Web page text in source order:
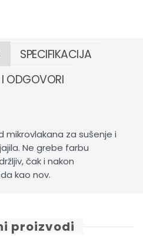
SPECIFIKACIJA
ODGOVORI
mikrovlakana za sušenje i
Ne grebe farbu
čak i nakon
kao nov.
proizvodi